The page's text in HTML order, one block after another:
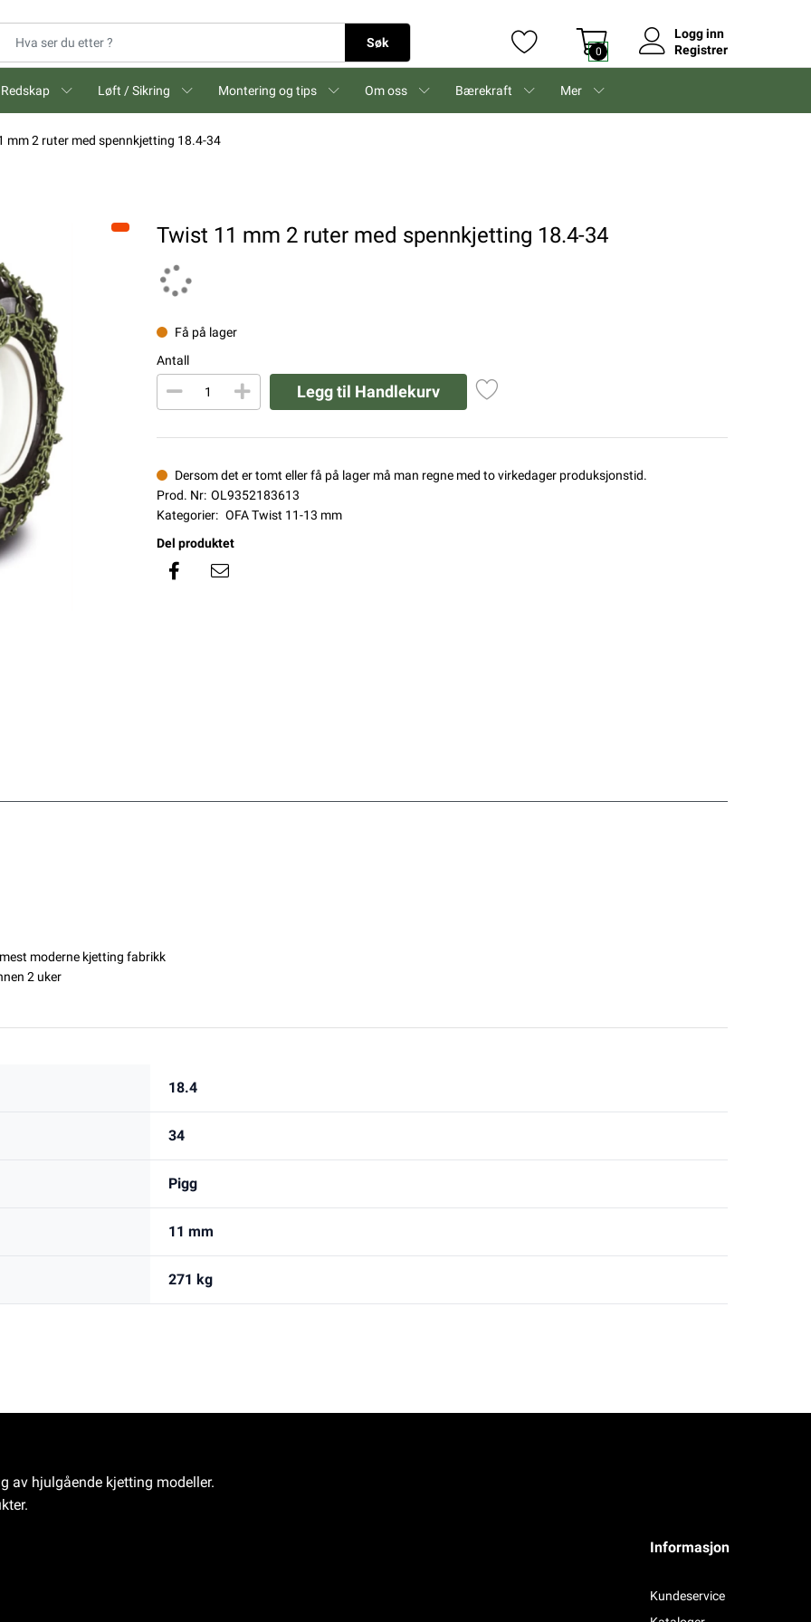
Søk
0
Logg inn
Registrer
Redskap Løft / Sikring Montering og tips Om oss Bærekraft Mer
mm 2 ruter med spennkjetting 18.4-34
Twist 11 mm 2 ruter med spennkjetting 18.4-34
Få på lager
Antall
Legg til Handlekurv
Dersom det er tomt eller få på lager må man regne med to virkedager produksjonstid.
Prod. Nr: OL9352183613
Kategorier: OFA Twist 11-13 mm
Del produktet
moderne kjetting fabrikk
2 uker
18.4
34
Pigg
11 mm
271 kg
av hjulgående kjetting modeller.
Informasjon
Kundeservice